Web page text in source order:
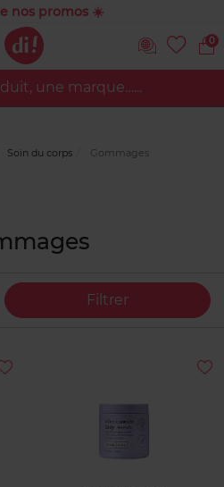
nos promos ☀️
0
une marque…...
Soin du corps Gommages
Filtrer